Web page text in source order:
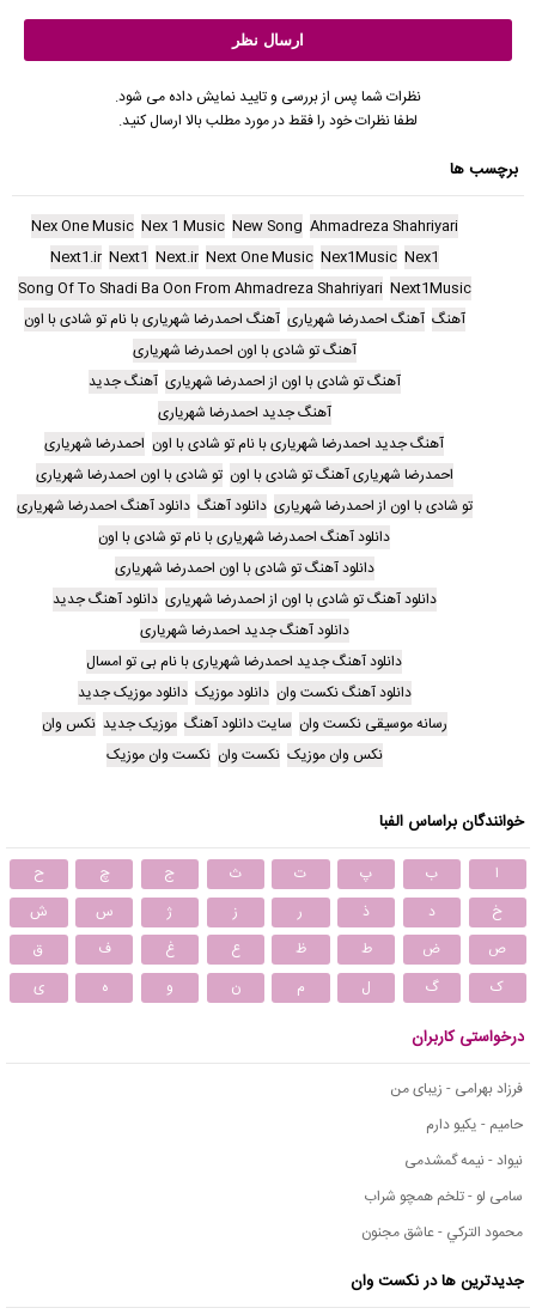
نظرات شما پس از بررسی و تایید نمایش داده می شود.
لطفا نظرات خود را فقط در مورد مطلب بالا ارسال کنید.
برچسب ها
Ahmadreza Shahriyari
New Song
Nex 1 Music
Nex One Music
Nex1
Nex1Music
Next One Music
Next.ir
Next1
Next1.ir
Next1Music
Song Of To Shadi Ba Oon From Ahmadreza Shahriyari
آهنگ آهنگ احمدرضا شهریاری آهنگ احمدرضا شهریاری با نام تو شادی با اون
آهنگ تو شادی با اون احمدرضا شهریاری
آهنگ تو شادی با اون از احمدرضا شهریاری آهنگ جدید
آهنگ جدید احمدرضا شهریاری
آهنگ جدید احمدرضا شهریاری با نام تو شادی با اون احمدرضا شهریاری
احمدرضا شهریاری آهنگ تو شادی با اون تو شادی با اون احمدرضا شهریاری
تو شادی با اون از احمدرضا شهریاری دانلود آهنگ دانلود آهنگ احمدرضا شهریاری
دانلود آهنگ احمدرضا شهریاری با نام تو شادی با اون
دانلود آهنگ تو شادی با اون احمدرضا شهریاری
دانلود آهنگ تو شادی با اون از احمدرضا شهریاری دانلود آهنگ جدید
دانلود آهنگ جدید احمدرضا شهریاری
دانلود آهنگ جدید احمدرضا شهریاری با نام بی تو امسال
دانلود آهنگ نکست وان دانلود موزیک دانلود موزیک جدید
رسانه موسیقی نکست وان سایت دانلود آهنگ موزیک جدید نکس وان
نکس وان موزیک نکست وان نکست وان موزیک
خوانندگان براساس الفبا
ا ب پ ت ث ج چ
ح
خ
د ذ ر ز ژ س
ش
ص
ض ط ظ ع غ ف
ق
ک
گ ل م ن و ه ی
درخواستی کاربران
فرزاد بهرامی - زیبای من
حامیم - یکیو دارم
نیواد - نیمه گمشدمی
سامی لو - تلخم همچو شراب
محمود التركي - عاشق مجنون
جدیدترین ها در نکست وان